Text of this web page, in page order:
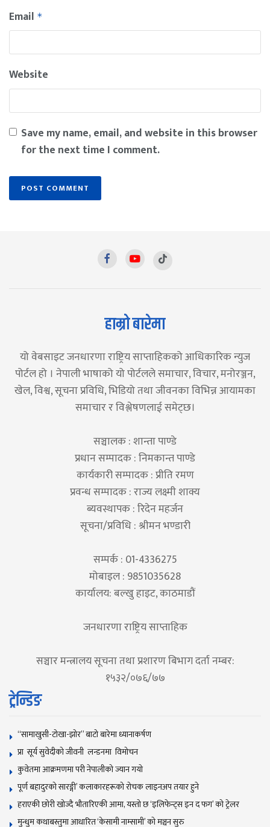
Email *
Website
Save my name, email, and website in this browser
for the next time I comment.
हाम्रो बारेमा
यो वेबसाइट जनधारणा राष्ट्रिय साप्ताहिकको आधिकारिक न्युज
पोर्टल हो । नेपाली भाषाको यो पोर्टलले समाचार, विचार, मनोरञ्जन,
खेल, विश्व, सूचना प्रविधि, भिडियो तथा जीवनका विभिन्न आयामका
समाचार र विश्लेषणलाई समेट्छ।
सञ्चालक : शान्ता पाण्डे
प्रधान सम्पादक : निमकान्त पाण्डे
कार्यकारी सम्पादक : प्रीति रमण
प्रवन्ध सम्पादक : राज्य लक्ष्मी शाक्य
ब्यवस्थापक : रिदेन महर्जन
सूचना/प्रविधि : श्रीमन भण्डारी
सम्पर्क : 01-4336275
मोबाइल : 9851035628
कार्यालय: बल्खु हाइट, काठमाडौं
जनधारणा राष्ट्रिय साप्ताहिक
सञ्चार मन्त्रालय सूचना तथा प्रशारण बिभाग दर्ता नम्बर:
१५३२/०७६/७७
ट्रेन्डिङ
“सामाखुसी-टोखा-झोर” बाटो बारेमा ध्यानाकर्षण
प्रा सूर्य सुवेदीको जीवनी लन्डनमा विमोचन
कुवेतमा आक्रमणमा परी नेपालीको ज्यान गयाे
पूर्ण बहादुरको सारङ्गी’ कलाकारहरूको रोचक लाइनअप तयार हुने
हराएकी छोरी खोज्दै भौतारिएकी आमा, यस्तो छ ‘इलिफेन्ट्स इन द फग’ को ट्रेलर
मुन्धुम कथाबस्तुमा आधारित ‘केसामी नाम्सामी’ काे मञ्चन सुरु